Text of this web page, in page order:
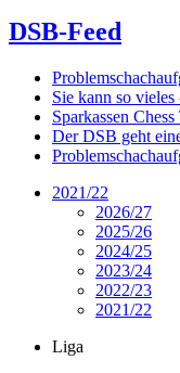
DSB-Feed
Sie kann so
Sparkassen
Der DSB geht
2021/22
2026/27
2025/26
2024/25
2023/24
2022/23
2021/22
Liga